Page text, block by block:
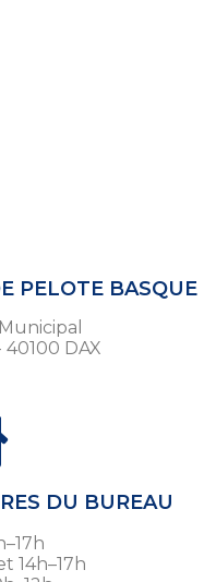
PELOTE BASQUE
40100 DAX
DU BUREAU
14h–17h